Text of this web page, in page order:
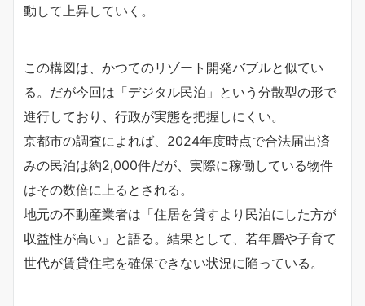
動して上昇していく。
この構図は、かつてのリゾート開発バブルと似てい
る。だが今回は「デジタル民泊」という分散型の形で
進行しており、行政が実態を把握しにくい。
京都市の調査によれば、2024年度時点で合法届出済
みの民泊は約2,000件だが、実際に稼働している物件
はその数倍に上るとされる。
地元の不動産業者は「住居を貸すより民泊にした方が
収益性が高い」と語る。結果として、若年層や子育て
世代が賃貸住宅を確保できない状況に陥っている。